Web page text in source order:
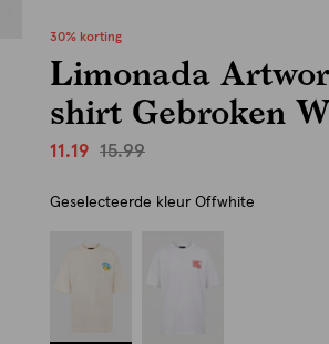
30% korting
Limonada
shirt Gebroken
11.19 15.99
Geselecteerde kleur Offwhite